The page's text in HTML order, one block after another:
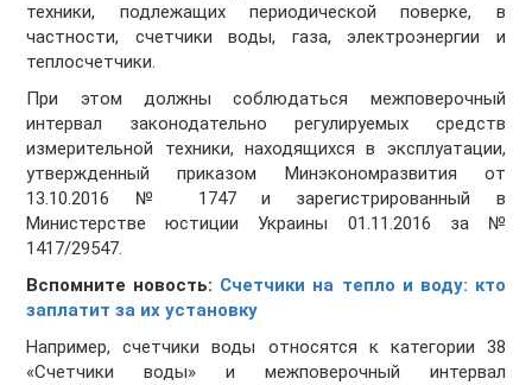
техники, подлежащих периодической поверке, в
частности, счетчики воды, газа, электроэнергии и
теплосчетчики.
При этом должны соблюдаться межповерочный
интервал законодательно регулируемых средств
измерительной техники, находящихся в эксплуатации,
утвержденный приказом Минэкономразвития от
13.10.2016 № 1747 и зарегистрированный в
Министерстве юстиции Украины 01.11.2016 за №
1417/29547.
Вспомните новость: Счетчики на тепло и воду: кто
заплатит за их установку
Например, счетчики воды относятся к категории 38
«Счетчики воды» и межповерочный интервал